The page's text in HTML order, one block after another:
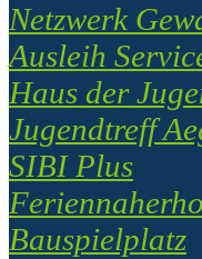
Netzwerk
Ausleih
Haus der
Jugendtreff
SIBI Plus
Bauspielplatz